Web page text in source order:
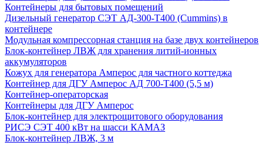
Контейнеры для бытовых помещений
Дизельный генератор СЭТ АД-300-Т400 (Cummins) в
контейнере
Модульная компрессорная станция на базе двух контейнеров
Блок-контейнер ЛВЖ для хранения литий-ионных
аккумуляторов
Кожух для генератора Амперос для частного коттеджа
Контейнер для ДГУ Амперос АД 700-Т400 (5,5 м)
Контейнер-операторская
Контейнеры для ДГУ Амперос
Блок-контейнер для электрощитового оборудования
РИСЭ СЭТ 400 кВт на шасси КАМАЗ
Блок-контейнер ЛВЖ, 3 м